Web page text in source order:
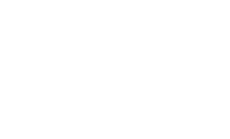
marki korporacyjnej. Biały punkt
kolory są postrzegane i reprodukowane.
drukowanych materiałach. Na przykład
Pomiar odcienia bieli papieru w
punkt bieli w wydruku softproof
tego, jak kolory będą